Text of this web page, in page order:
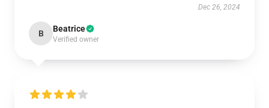
Dec 26, 2024
B Beatrice
Verified owner